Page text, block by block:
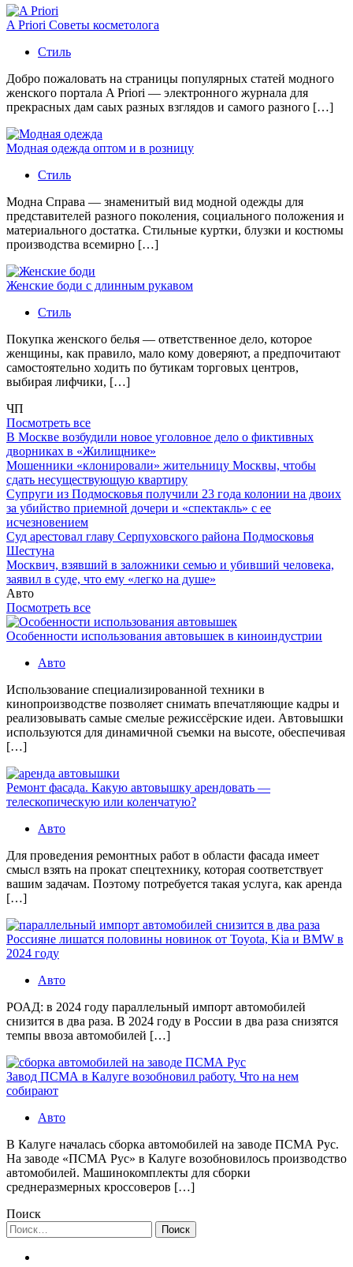
A Priori Советы косметолога
Стиль
Добро пожаловать на страницы популярных статей модного
женского портала A Priori — электронного журнала для
прекрасных дам саых разных взглядов и самого разного […]
Модная одежда оптом и в розницу
Стиль
Модна Справа — знаменитый вид модной одежды для
представителей разного поколения, социального положения и
материального достатка. Стильные куртки, блузки и костюмы
производства всемирно […]
Женские боди с длинным рукавом
Стиль
Покупка женского белья — ответственное дело, которое
женщины, как правило, мало кому доверяют, а предпочитают
самостоятельно ходить по бутикам торговых центров,
выбирая лифчики, […]
ЧП
Посмотреть все
В Москве возбудили новое уголовное дело о фиктивных
дворниках в «Жилищнике»
Мошенники «клонировали» жительницу Москвы, чтобы
сдать несуществующую квартиру
Супруги из Подмосковья получили 23 года колонии на двоих
за убийство приемной дочери и «спектакль» с ее
исчезновением
Суд арестовал главу Серпуховского района Подмосковья
Шестуна
Москвич, взявший в заложники семью и убивший человека,
заявил в суде, что ему «легко на душе»
Авто
Посмотреть все
Особенности использования автовышек в киноиндустрии
Авто
Использование специализированной техники в
кинопроизводстве позволяет снимать впечатляющие кадры и
реализовывать самые смелые режиссёрские идеи. Автовышки
используются для динамичной съемки на высоте, обеспечивая
[…]
Ремонт фасада. Какую автовышку арендовать —
телескопическую или коленчатую?
Авто
Для проведения ремонтных работ в области фасада имеет
смысл взять на прокат спецтехнику, которая соответствует
вашим задачам. Поэтому потребуется такая услуга, как аренда
[…]
Россияне лишатся половины новинок от Toyota, Kia и BMW в
2024 году
Авто
РОАД: в 2024 году параллельный импорт автомобилей
снизится в два раза. В 2024 году в России в два раза снизятся
темпы ввоза автомобилей […]
Завод ПСМА в Калуге возобновил работу. Что на нем
собирают
Авто
В Калуге началась сборка автомобилей на заводе ПСМА Рус.
На заводе «ПСМА Рус» в Калуге возобновилось производство
автомобилей. Машинокомплекты для сборки
среднеразмерных кроссоверов […]
Поиск
Найти: